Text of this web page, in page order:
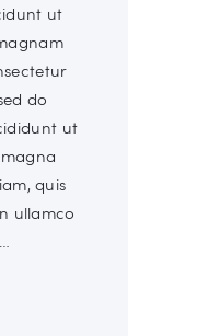
ut
do
ut
quis
ullamco